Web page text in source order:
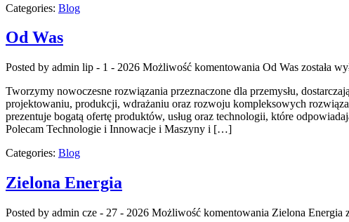
Categories: Blog
Od Was
Posted by admin lip - 1 - 2026 Możliwość komentowania Od Was została
Tworzymy nowoczesne rozwiązania przeznaczone dla przemysłu,
projektowaniu, produkcji, wdrażaniu oraz rozwoju kompleksowych
prezentuje bogatą ofertę produktów, usług oraz technologii, które
Polecam Technologie i Innowacje i Maszyny i […]
Categories: Blog
Zielona Energia
Posted by admin cze - 27 - 2026 Możliwość komentowania Zielona Energia